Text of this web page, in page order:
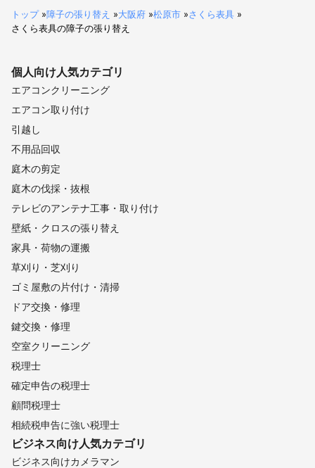
トップ»障子の張り替え »大阪府 »松原市 »さくら表具 »
さくら表具の障子の張り替え
個人向け人気カテゴリ
エアコンクリーニング
エアコン取り付け
引越し
不用品回収
庭木の剪定
庭木の伐採・抜根
テレビのアンテナ工事・取り付け
壁紙・クロスの張り替え
家具・荷物の運搬
草刈り・芝刈り
ゴミ屋敷の片付け・清掃
ドア交換・修理
鍵交換・修理
空室クリーニング
税理士
確定申告の税理士
顧問税理士
相続税申告に強い税理士
ビジネス向け人気カテゴリ
ビジネス向けカメラマン